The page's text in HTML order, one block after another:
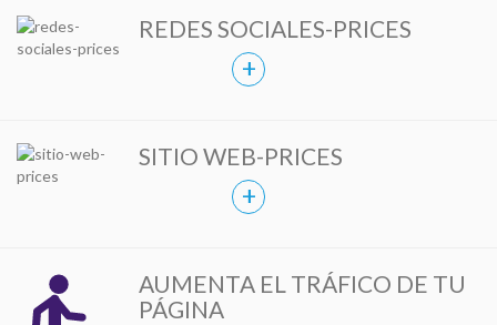
REDES SOCIALES-PRICES
+
SITIO WEB-PRICES
+
AUMENTA EL TRÁFICO DE TU
PÁGINA